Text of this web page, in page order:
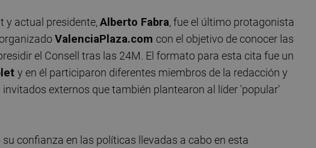
y actual presidente,Alberto Fabra, fue el último protagonista
ValenciaPlaza.com con el objetivo de conocer las
el Consell tras las 24M. El formato para esta cita fue un
y en él participaron diferentes miembros de la redacción y
externos que también plantearon al líder 'popular'
confianza en las políticas llevadas a cabo en esta